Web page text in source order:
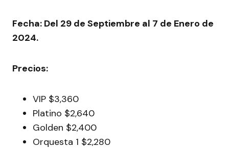
Fecha: Del 29 de Septiembre al 7 de Enero de
2024.
Precios:
VIP $3,360
Platino $2,640
Golden $2,400
Orquesta 1 $2,280